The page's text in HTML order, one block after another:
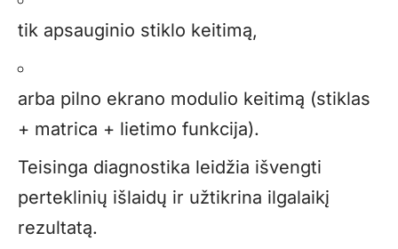
tik apsauginio stiklo keitimą,
arba pilno ekrano modulio keitimą (stiklas
+ matrica + lietimo funkcija).
Teisinga diagnostika leidžia išvengti
perteklinių išlaidų ir užtikrina ilgalaikį
rezultatą.